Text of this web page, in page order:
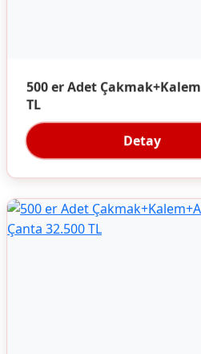
500 er Adet
TL
Detay